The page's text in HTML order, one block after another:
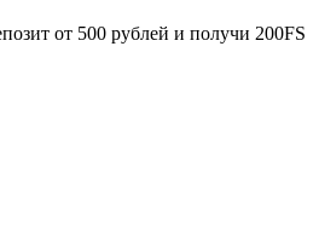
от 500 рублей и получи 200FS